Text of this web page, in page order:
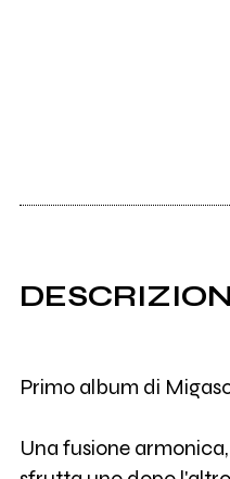
Primo album di
Una fusione